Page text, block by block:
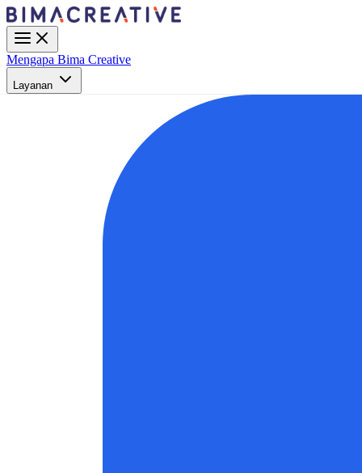
Mengapa Bima Creative
Layanan